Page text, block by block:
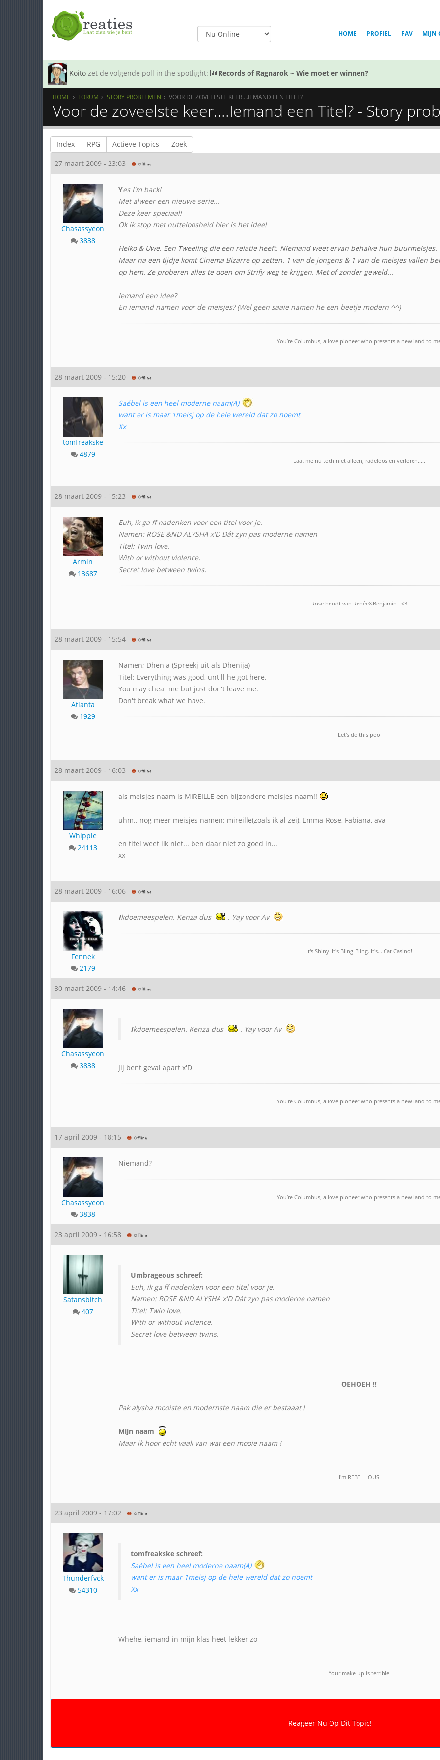
HOME PROFIEL FAV MIJN
Koito zet de volgende poll in the spotlight: Records of Ragnarok ~ Wie moet er winnen?
HOME FORUM STORY PROBLEMEN VOOR DE ZOVEELSTE KEER....IEMAND EEN TITEL?
Voor de zoveelste keer....Iemand een Titel? - Story
Index RPG Actieve Topics Zoek
27 maart 2009 - 23:03
Chasassyeon
3838
Yes I'm back!
Met alweer een nieuwe serie...
Deze keer speciaal!
Ok ik stop met nutteloosheid hier is het idee!
Heiko & Uwe. Een Tweeling die een relatie heeft. Niemand weet ervan behalve hun
Maar na een tijdje komt Cinema Bizarre op zetten. 1 van de jongens & 1 van de meisjes vallen
op hem. Ze proberen alles te doen om Strify weg te krijgen. Met of zonder geweld...
Iemand een idee?
En iemand namen voor de meisjes? (Wel geen saaie namen he een beetje modern ^^)
You’re Columbus, a love pioneer who presents a new land to
28 maart 2009 - 15:20
tomfreakske
4879
Saébel is een heel moderne naam(A)
want er is maar 1meisj op de hele wereld dat zo noemt
Xx
Laat me nu toch niet alleen, radeloos en verloren.....
28 maart 2009 - 15:23
Armin
13687
Euh, ik ga ff nadenken voor een titel voor je.
Namen: ROSE &ND ALYSHA x'D Dát zyn pas moderne namen
Titel: Twin love.
With or without violence.
Secret love between twins.
Rose houdt van Renée&Benjamin . <3
28 maart 2009 - 15:54
Atlanta
1929
Namen; Dhenia (Spreekj uit als Dhenija)
Titel: Everything was good, untill he got here.
You may cheat me but just don't leave me.
Don't break what we have.
Let's do this poo
28 maart 2009 - 16:03
Whipple
24113
als meisjes naam is MIREILLE een bijzondere meisjes naam!!
uhm.. nog meer meisjes namen: mireille(zoals ik al zei), Emma-Rose, Fabiana, ava
en titel weet iik niet... ben daar niet zo goed in...
xx
28 maart 2009 - 16:06
Fennek
2179
Ikdoemeespelen. Kenza dus . Yay voor Av
It's Shiny. It's Bling-Bling. It's... Cat Casino!
30 maart 2009 - 14:46
Chasassyeon
3838
Ikdoemeespelen. Kenza dus . Yay voor Av
Jij bent geval apart x'D
You’re Columbus, a love pioneer who presents a new land to
17 april 2009 - 18:15
Chasassyeon
3838
Niemand?
You’re Columbus, a love pioneer who presents a new land to
23 april 2009 - 16:58
Satansbitch
407
Umbrageous schreef:
Euh, ik ga ff nadenken voor een titel voor je.
Namen: ROSE &ND ALYSHA x'D Dát zyn pas moderne namen
Titel: Twin love.
With or without violence.
Secret love between twins.
OEHOEH !!
Pakalysha mooiste en modernste naam die er bestaaat !
Mijn naam
Maar ik hoor echt vaak van wat een mooie naam !
I'm REBELLIOUS
23 april 2009 - 17:02
Thunderfvck
54310
tomfreakske schreef:
Saébel is een heel moderne naam(A)
want er is maar 1meisj op de hele wereld dat zo noemt
Xx
Whehe, iemand in mijn klas heet lekker zo
Your make-up is terrible